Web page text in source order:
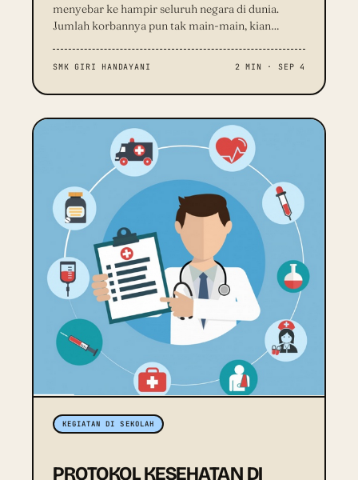
menyebar ke hampir seluruh negara di dunia.
Jumlah korbannya pun tak main-main, kian…
SMK GIRI HANDAYANI 2 MIN · SEP 4
KEGIATAN DI SEKOLAH
PROTOKOL KESEHATAN DI